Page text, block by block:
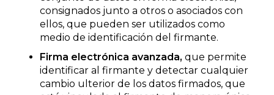
consignados junto a otros o asociados con
ellos, que pueden ser utilizados como
medio de identificación del firmante.
Firma electrónica avanzada, que permite
identificar al firmante y detectar cualquier
cambio ulterior de los datos firmados, que